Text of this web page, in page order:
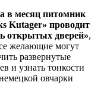
в месяц питомник
Kutager» проводит
открытых дверей»,
желающие могут
развернутые
и узнать тонкости
овчарки